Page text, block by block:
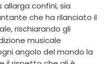
allarga confini, sia
che ha rilanciato il
rischiarando gli
musicale
angolo del mondo la